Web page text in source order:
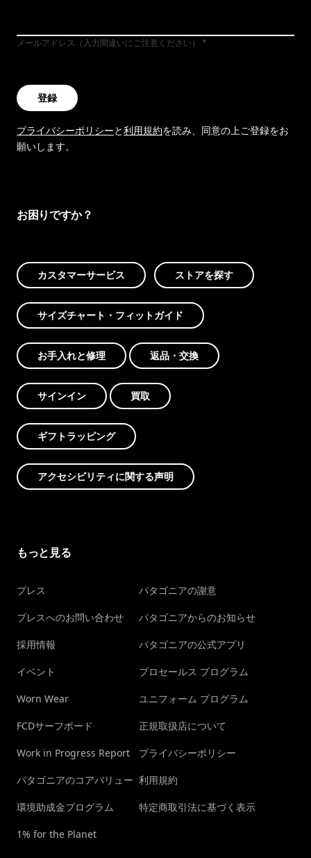
メールアドレス（入力間違いにご注意ください）
登録
プライバシーポリシーと利用規約を読み、同意の上ご登録をお
願いします。
お困りですか？
カスタマーサービス ストアを探す
サイズチャート・フィットガイド
お手入れと修理 返品・交換
サインイン 買取
ギフトラッピング
アクセシビリティに関する声明
もっと見る
プレス
プレスへのお問い合わせ
採用情報
イベント
Worn Wear
FCDサーフボード
Work in Progress Report
パタゴニアのコアバリュー
環境助成金プログラム
1% for the Planet
パタゴニアの謝意
パタゴニアからのお知らせ
パタゴニアの公式アプリ
プロセールス プログラム
ユニフォーム プログラム
正規取扱店について
プライバシーポリシー
利用規約
特定商取引法に基づく表示